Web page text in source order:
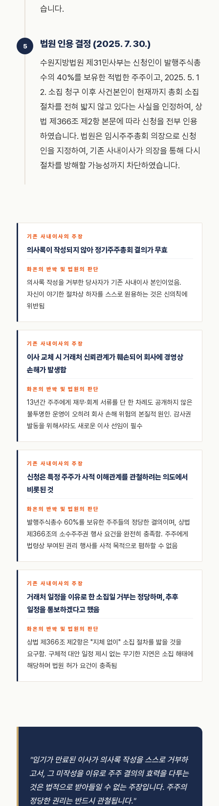
습니다.
법원 인용 결정 (2025. 7. 30.)
수원지방법원 제31민사부는 신청인이 발행주식총
수의 40%를 보유한 적법한 주주이고, 2025. 5. 1
2. 소집 청구 이후 사건본인이 현재까지 총회 소집
절차를 전혀 밟지 않고 있다는 사실을 인정하여, 상
법 제366조 제2항 본문에 따라 신청을 전부 인용
하였습니다. 법원은 임시주주총회 의장으로 신청
인을 지정하여, 기존 사내이사가 의장을 통해 다시
절차를 방해할 가능성까지 차단하였습니다.
의사록이 작성되지 않아 정기주주총회 결의가 무효
의사록 작성을 거부한 당사자가 기존 사내이사 본인이었음.
자신이 야기한 절차상 하자를 스스로 원용하는 것은 신의칙에
위반됨
이사 교체 시 거래처 신뢰관계가 훼손되어 회사에 경영상
손해가 발생함
13년간 주주에게 재무·회계 서류를 단 한 차례도 공개하지 않은
불투명한 운영이 오히려 회사 손해 위험의 본질적 원인. 감사권
발동을 위해서라도 새로운 이사 선임이 필수
신청은 특정 주주가 사적 이해관계를 관철하려는 의도에서
비롯된 것
발행주식총수 60%를 보유한 주주들의 정당한 결의이며, 상법
제366조의 소수주주권 행사 요건을 완전히 충족함. 주주에게
법령상 부여된 권리 행사를 사적 목적으로 폄하할 수 없음
거래처 일정을 이유로 한 소집일 거부는 정당하며, 추후
일정을 통보하겠다고 했음
상법 제366조 제2항은 "지체 없이" 소집 절차를 밟을 것을
요구함. 구체적 대안 일정 제시 없는 무기한 지연은 소집 해태에
해당하며 법원 허가 요건이 충족됨
"임기가 만료된 이사가 의사록 작성을 스스로 거부하
고서, 그 미작성을 이유로 주주 결의의 효력을 다투는
것은 법적으로 받아들일 수 없는 주장입니다. 주주의
정당한 권리는 반드시 관철됩니다."